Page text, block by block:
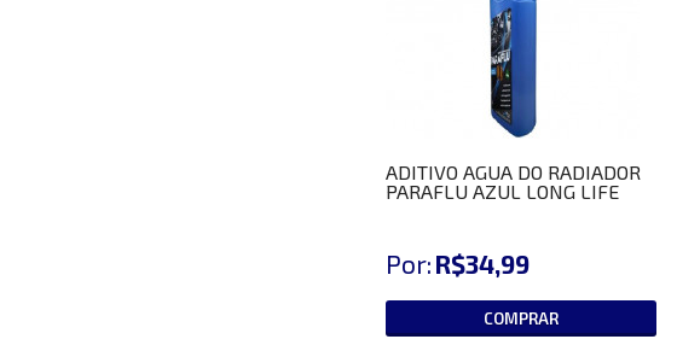
ADITIVO AGUA DO RADIADOR
PARAFLU AZUL LONG LIFE
Por: R$34,99
COMPRAR